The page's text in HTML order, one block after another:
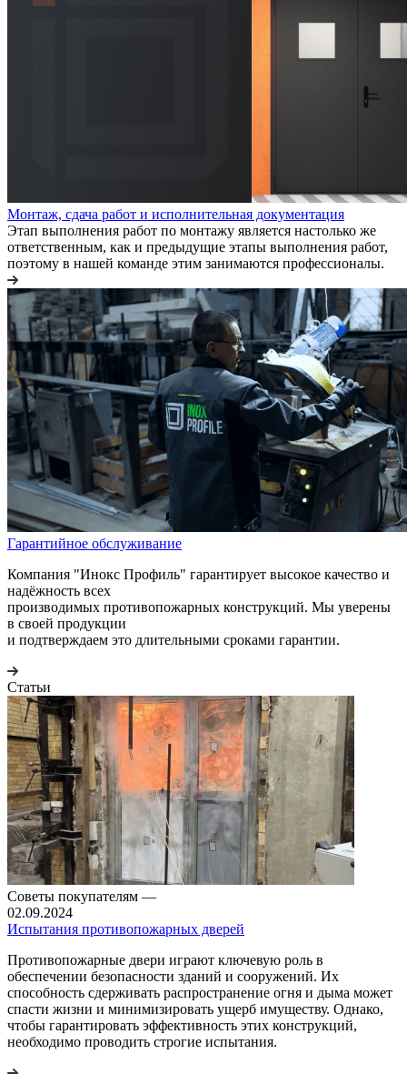
Монтаж, сдача работ и исполнительная документация
Этап выполнения работ по монтажу является настолько же
ответственным, как и предыдущие этапы выполнения работ,
поэтому в нашей команде этим занимаются профессионалы.
Гарантийное обслуживание
Компания "Инокс Профиль" гарантирует высокое качество и
надёжность всех
производимых противопожарных конструкций. Мы уверены
в своей продукции
и подтверждаем это длительными сроками гарантии.
Статьи
Советы покупателям —
02.09.2024
Испытания противопожарных дверей
Противопожарные двери играют ключевую роль в
обеспечении безопасности зданий и сооружений. Их
способность сдерживать распространение огня и дыма может
спасти жизни и минимизировать ущерб имуществу. Однако,
чтобы гарантировать эффективность этих конструкций,
необходимо проводить строгие испытания.